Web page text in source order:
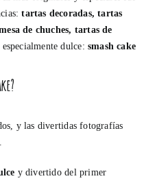
tartas decoradas, tartas
de chuches, tartas de
especialmente dulce: smash cake
y las divertidas fotografías
y divertido del primer